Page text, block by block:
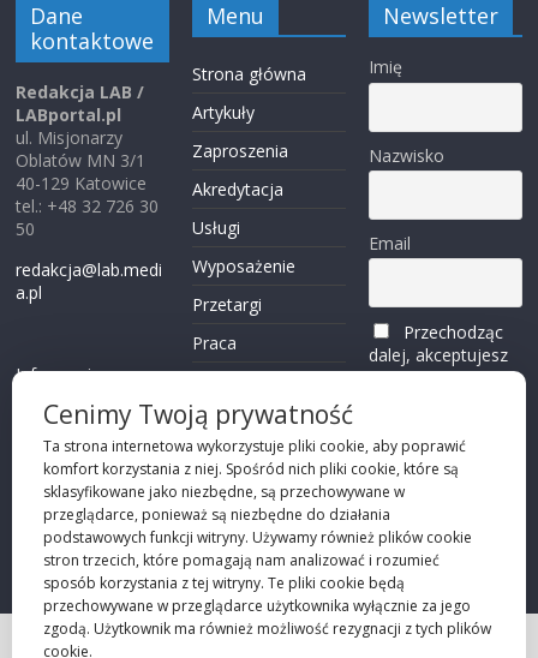
Dane
kontaktowe
Redakcja LAB /
LABportal.pl
ul. Misjonarzy
Oblatów MN 3/1
40-129 Katowice
tel.: +48 32 726 30
50
redakcja@lab.medi
a.pl
Informacje o
Przechodząc dalej,
akceptujeszpolity
kę prywatności
Menu
Strona główna
Artykuły
Zaproszenia
Akredytacja
Usługi
Wyposażenie
Przetargi
Praca
Kontakt
Newsletter
Imię
Nazwisko
Email
Przechodząc
dalej, akceptujesz
politykę
Cenimy Twoją prywatność
Ta strona internetowa wykorzystuje pliki cookie, aby poprawić
komfort korzystania z niej. Spośród nich pliki cookie, które są
sklasyfikowane jako niezbędne, są przechowywane w
przeglądarce, ponieważ są niezbędne do działania
podstawowych funkcji witryny. Używamy również plików cookie
stron trzecich, które pomagają nam analizować i rozumieć
sposób korzystania z tej witryny. Te pliki cookie będą
przechowywane w przeglądarce użytkownika wyłącznie za jego
zgodą. Użytkownik ma również możliwość rezygnacji z tych plików
cookie.